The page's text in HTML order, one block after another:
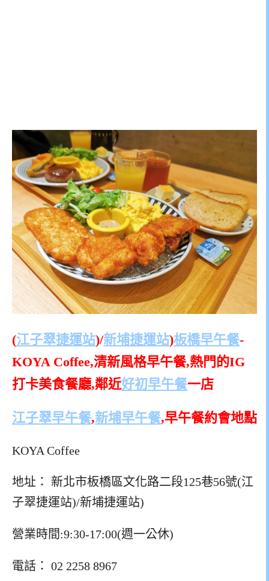
(江子翠捷運站)/新埔捷運站)板橋早午餐-
KOYA Coffee,清新風格早午餐,熱門的IG
打卡美食餐廳,鄰近好初早午餐一店
江子翠早午餐,新埔早午餐,早午餐約會地點
KOYA Coffee
地址： 新北市板橋區文化路二段125巷56號(江
子翠捷運站)/新埔捷運站)
營業時間:9:30-17:00(週一公休)
電話： 02 2258 8967